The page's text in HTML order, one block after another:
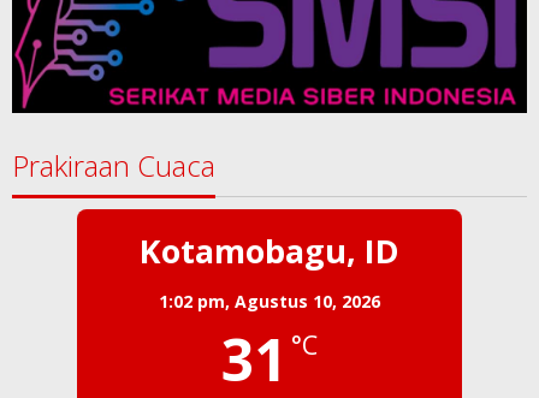
Prakiraan Cuaca
Kotamobagu, ID
1:02 pm, Agustus 10, 2026
31 °C